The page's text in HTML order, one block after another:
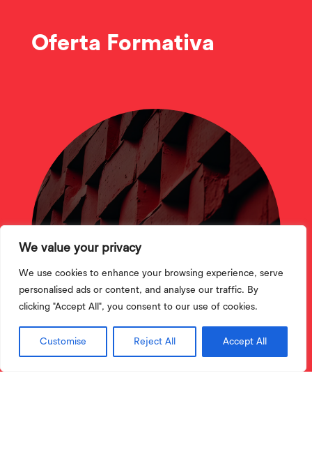
We value your privacy
We use cookies to enhance your browsing experience, serve
personalised ads or content, and analyse our traffic. By
clicking "Accept All", you consent to our use of cookies.
Customise Reject All Accept All
Oferta Formativa